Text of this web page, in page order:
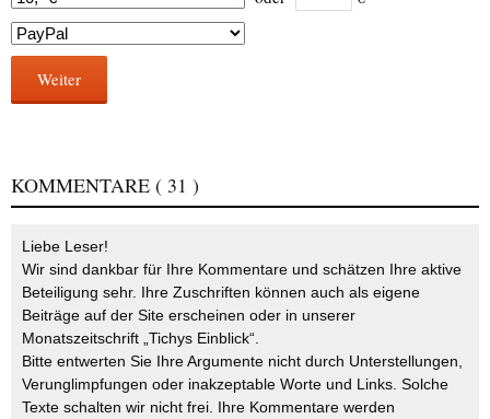
Weiter
KOMMENTARE ( 31 )
Liebe Leser!
Wir sind dankbar für Ihre Kommentare und schätzen Ihre aktive
Beteiligung sehr. Ihre Zuschriften können auch als eigene
Beiträge auf der Site erscheinen oder in unserer
Monatszeitschrift „Tichys Einblick“.
Bitte entwerten Sie Ihre Argumente nicht durch Unterstellungen,
Verunglimpfungen oder inakzeptable Worte und Links. Solche
Texte schalten wir nicht frei. Ihre Kommentare werden